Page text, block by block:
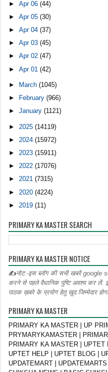
►Apr 06(44)
►Apr 05(30)
►Apr 04(37)
►Apr 03(45)
►Apr 02(47)
►Apr 01(42)
► March(1045)
►
February(966)
►January(1121)
► 2025(14119)
► 2024(15972)
►2023(15911)
►2022(17076)
►2021(7315)
► 2020(4224)
► 2019(11)
PRIMARY KA MASTER SEARCH
PRIMARY KA MASTER NOTICE
✍नोट:-इस ब्लॉग की सभी खबरें google
करने से पहले वैधानिक पुष्टि अवश्य कर लें.
पाठक ख़बरे के प्रयोग हेतु खुद जिम्मेदार
PRIMARY KA MASTER
PRIMARY KA MASTER | UP
PRYMARYKAMASTER |
PRIMARY KA MASTER | UPTET
UPTET HELP | UPTET BLOG |
UPDATEMART |